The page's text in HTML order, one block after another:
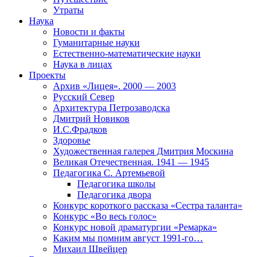
Утраты
Наука
Новости и факты
Гуманитарные науки
Естественно-математические науки
Наука в лицах
Проекты
Архив «Лицея». 2000 — 2003
Русский Север
Архитектура Петрозаводска
Дмитрий Новиков
И.С.Фрадков
Здоровье
Художественная галерея Дмитрия Москина
Великая Отечественная. 1941 — 1945
Педагогика С. Артемьевой
Педагогика школы
Педагогика двора
Конкурс короткого рассказа «Сестра таланта»
Конкурс «Во весь голос»
Конкурс новой драматургии «Ремарка»
Каким мы помним август 1991-го…
Михаил Швейцер